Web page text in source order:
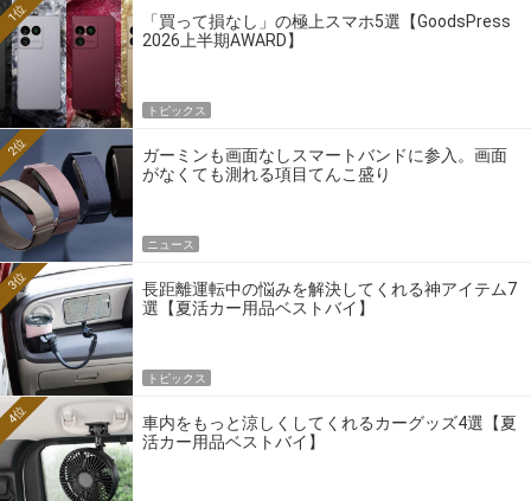
「買って損なし」の極上スマホ5選【GoodsPress
2026上半期AWARD】
1位
トピックス
ガーミンも画面なしスマートバンドに参入。画面
がなくても測れる項目てんこ盛り
2位
ニュース
長距離運転中の悩みを解決してくれる神アイテム7
選【夏活カー用品ベストバイ】
3位
トピックス
車内をもっと涼しくしてくれるカーグッズ4選【夏
活カー用品ベストバイ】
4位